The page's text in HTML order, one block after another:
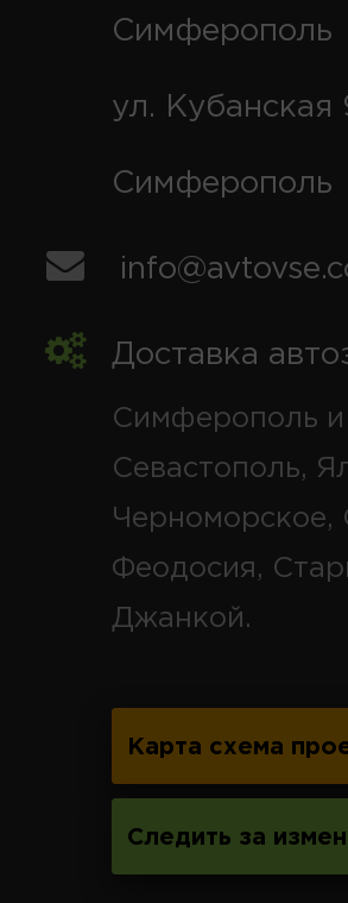
Симферополь
ул. Кубанская
Симферополь
Доставка
Симферополь
Севастополь,
Черноморское,
Феодосия,
Джанкой.
Карта схема
Следить за